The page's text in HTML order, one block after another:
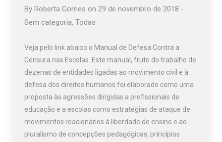
ByRoberta Gomes on29 de novembro de 2018 -
Sem categoria,Todas
Veja pelo link abaixo o Manual de Defesa Contra a
Censura nas Escolas. Este manual, fruto do trabalho de
dezenas de entidades ligadas ao movimento civil e à
defesa dos direitos humanos foi elaborado como uma
proposta às agressões dirigidas a profissionais de
educação e a escolas como estratégias de ataque de
movimentos reacionários à liberdade de ensino e ao
pluralismo de concepções pedagógicas, princípios